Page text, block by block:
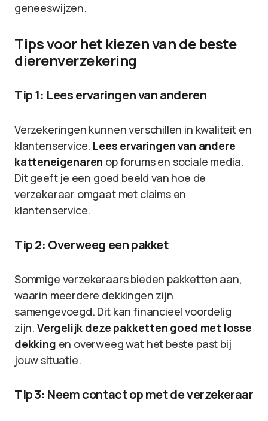
geneeswijzen.
Tips voor het kiezen van de beste
dierenverzekering
Tip 1: Lees ervaringen van anderen
Verzekeringen kunnen verschillen in kwaliteit en
klantenservice. Lees ervaringen van andere
katteneigenaren op forums en sociale media.
Dit geeft je een goed beeld van hoe de
verzekeraar omgaat met claims en
klantenservice.
Tip 2: Overweeg een pakket
Sommige verzekeraars bieden pakketten aan,
waarin meerdere dekkingen zijn
samengevoegd. Dit kan financieel voordelig
zijn. Vergelijk deze pakketten goed met losse
dekking en overweeg wat het beste past bij
jouw situatie.
Tip 3: Neem contact op met de verzekeraar